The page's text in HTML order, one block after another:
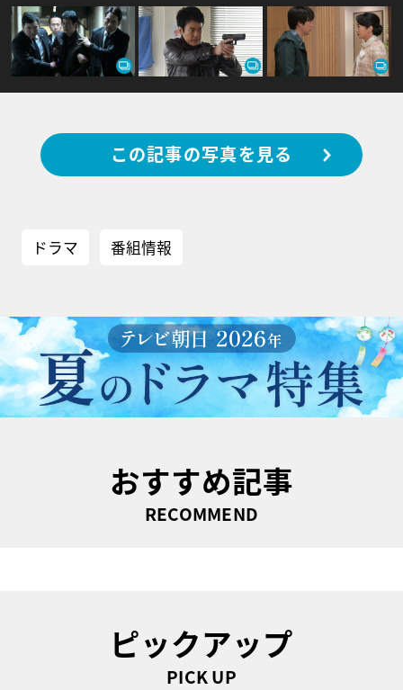
この記事の写真を見る
ドラマ 番組情報
おすすめ記事
RECOMMEND
ピックアップ
PICK UP